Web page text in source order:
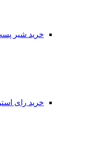
خرید شیر
خرید رای